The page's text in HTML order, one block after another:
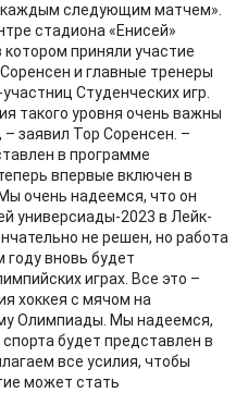
каждым следующим матчем».
стадиона «Енисей»
приняли участие
и главные тренеры
Студенческих игр.
такого уровня очень важны
заявил Тор Соренсен. –
в программе
впервые включен в
очень надеемся, что он
универсиады-2023 в Лейк-
не решен, но работа
вновь будет
играх. Все это –
хоккея с мячом на
Олимпиады. Мы надеемся,
будет представлен в
все усилия, чтобы
может стать